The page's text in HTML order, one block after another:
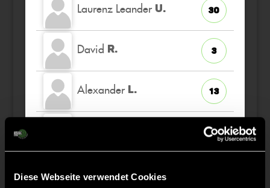
Diese Webseite verwendet Cookies
Laurenz Leander U. 30
David R. 3
Alexander L. 13
15
TW